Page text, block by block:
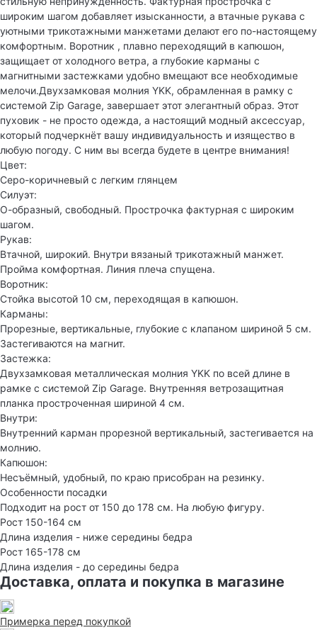
широким шагом добавляет изысканности, а втачные рукава с
уютными трикотажными манжетами делают его по-настоящему
комфортным. Воротник , плавно переходящий в капюшон,
защищает от холодного ветра, а глубокие карманы с
магнитными застежками удобно вмещают все необходимые
мелочи.Двухзамковая молния YKK, обрамленная в рамку с
системой Zip Garage, завершает этот элегантный образ. Этот
пуховик - не просто одежда, а настоящий модный аксессуар,
который подчеркнёт вашу индивидуальность и изящество в
любую погоду. С ним вы всегда будете в центре внимания!
Цвет:
Серо-коричневый с легким глянцем
Силуэт:
О-образный, свободный. Прострочка фактурная с широким
шагом.
Рукав:
Втачной, широкий. Внутри вязаный трикотажный манжет.
Пройма комфортная. Линия плеча спущена.
Воротник:
Стойка высотой 10 см, переходящая в капюшон.
Карманы:
Прорезные, вертикальные, глубокие с клапаном шириной 5 см.
Застегиваются на магнит.
Застежка:
Двухзамковая металлическая молния YKK по всей длине в
рамке с системой Zip Garage. Внутренняя ветрозащитная
планка простроченная шириной 4 см.
Внутри:
Внутренний карман прорезной вертикальный, застегивается на
молнию.
Капюшон:
Несъёмный, удобный, по краю присобран на резинку.
Особенности посадки
Подходит на рост от 150 до 178 см. На любую фигуру.
Рост 150-164 см
Длина изделия - ниже середины бедра
Рост 165-178 см
Длина изделия - до середины бедра
Доставка, оплата и покупка в магазине
Примерка перед покупкой